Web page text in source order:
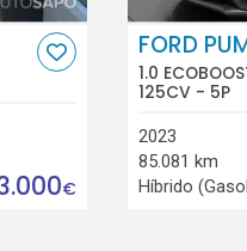
€
FORD
1.0
125CV - 5P
2023
85.081 km
Híbrido